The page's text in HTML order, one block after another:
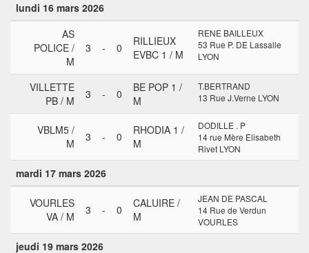
lundi 16 mars 2026
AS
POLICE /
M
3 - 0
RILLIEUX
EVBC 1 / M
RENE BAILLEUX
53 Rue P. DE Lassalle
LYON
VILLETTE
PB / M
3 - 0
BE POP 1 /
M
T.BERTRAND
13 Rue J.Verne LYON
VBLM5 /
M
3 - 0
RHODIA 1 /
M
DODILLE . P
14 rue Mère Elisabeth
Rivet LYON
mardi 17 mars 2026
VOURLES
VA / M
3 - 0
CALUIRE /
M
JEAN DE PASCAL
14 Rue de Verdun
VOURLES
jeudi 19 mars 2026